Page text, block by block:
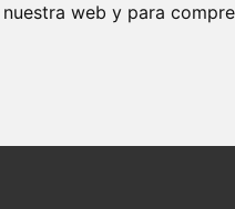
web y para